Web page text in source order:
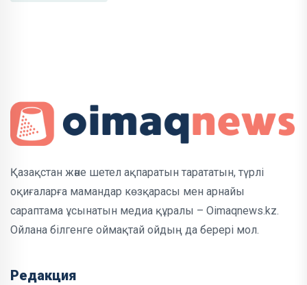
Қазақстан және шетел ақпаратын тарататын, түрлі
оқиғаларға мамандар көзқарасы мен арнайы
сараптама ұсынатын медиа құралы – Oimaqnews.kz.
Ойлана білгенге оймақтай ойдың да берері мол.
Редакция